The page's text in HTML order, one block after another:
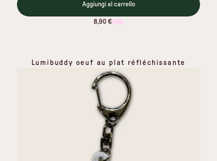
Aggiungi al carrello
8,90 €
Lumibuddy oeuf au plat réfléchissante